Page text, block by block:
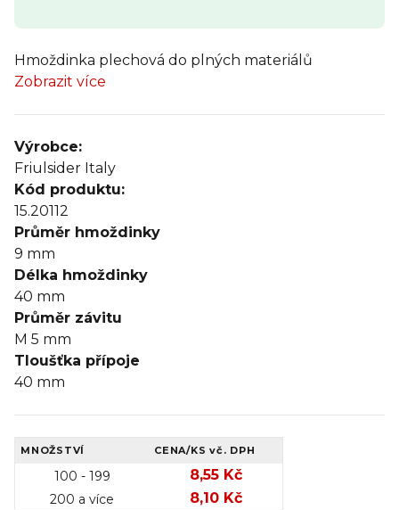
Hmoždinka plechová do plných materiálů
Zobrazit více
Výrobce:
Friulsider Italy
Kód produktu:
15.20112
Průměr hmoždinky
9 mm
Délka hmoždinky
40 mm
Průměr závitu
M 5 mm
Tloušťka přípoje
40 mm
MNOŽSTVÍ CENA/KSvč. DPH
100 - 199 8,55 Kč
200 a více 8,10 Kč